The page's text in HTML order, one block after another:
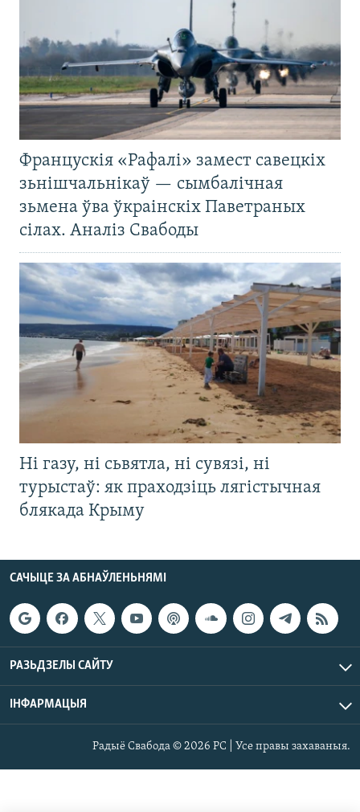
Францускія «Рафалі» замест савецкіх
зьнішчальнікаў — сымбалічная
зьмена ўва ўкраінскіх Паветраных
сілах. Аналіз Свабоды
Ні газу, ні сьвятла, ні сувязі, ні
турыстаў: як праходзіць лягістычная
блякада Крыму
САЧЫЦЕ ЗА АБНАЎЛЕНЬНЯМІ
РАЗЬДЗЕЛЫ САЙТУ
ІНФАРМАЦЫЯ
Радыё Свабода © 2026 РС | Усе правы захаваныя.